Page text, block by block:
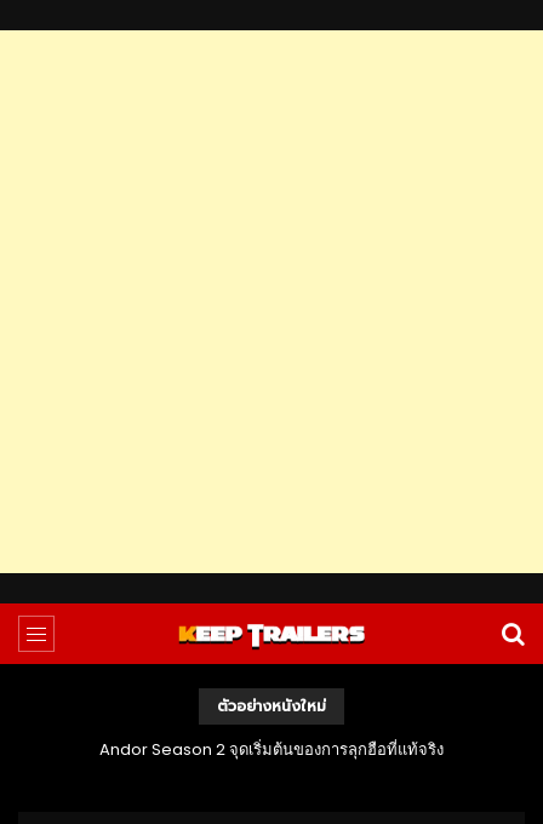
ตัวอย่างหนังใหม่
Andor Season 2 จุดเริ่มต้นของการลุกฮือที่แท้จริง